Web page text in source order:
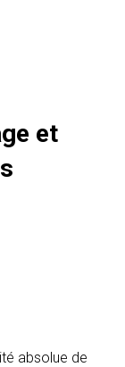
et
absolue de